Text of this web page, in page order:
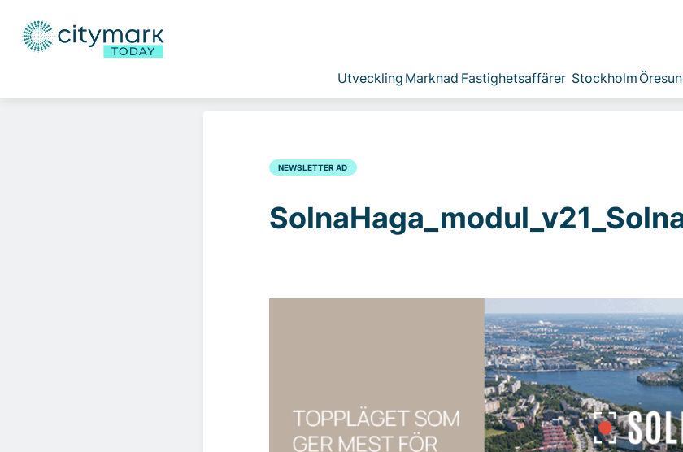
Utveckling Marknad Fastighetsaffärer Stockholm
NEWSLETTER AD